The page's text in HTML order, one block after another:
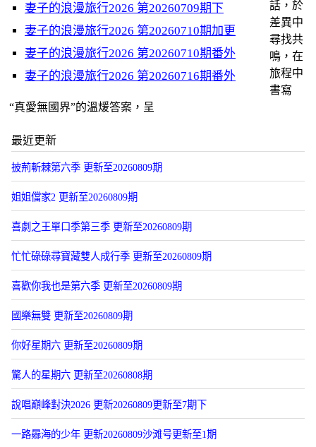
妻子的浪漫旅行2026 第20260709期下
妻子的浪漫旅行2026 第20260710期加更
妻子的浪漫旅行2026 第20260710期番外
妻子的浪漫旅行2026 第20260716期番外
話，於
差異中
尋找共
鳴，在
旅程中
書寫
“真愛無國界”的溫煖答案，呈
最近更新
披荊斬棘第六季 更新至20260809期
姐姐儅家2 更新至20260809期
喜劇之王單口季第三季 更新至20260809期
忙忙碌碌尋寶藏雙人成行季 更新至20260809期
喜歡你我也是第六季 更新至20260809期
國樂無雙 更新至20260809期
你好星期六 更新至20260809期
驚人的星期六 更新至20260808期
說唱巔峰對決2026 更新20260809更新至7期下
一路曏海的少年 更新20260809沙滩号更新至1期